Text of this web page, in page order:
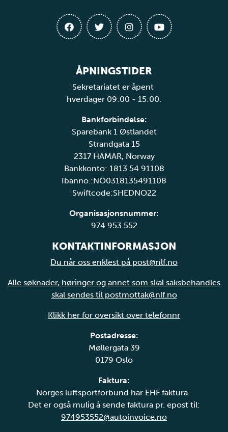
ÅPNINGSTIDER
Sekretariatet er åpent
hverdager 09:00 - 15:00.
Bankforbindelse:
Sparebank 1 Østlandet
Strandgata 15
2317 HAMAR, Norway
Bankkonto: 1813 54 91108
Ibanno.:NO0318135491108
Swiftcode:SHEDNO22
Organisasjonsnummer:
974 953 552
KONTAKTINFORMASJON
Du når oss enklest på post@nlf.no
Alle søknader, høringer og annet som skal saksbehandles
skal sendes til postmottak@nlf.no
Klikk her for oversikt over telefonnr
Postadresse:
Møllergata 39
0179 Oslo
Faktura:
Norges luftsportforbund har EHF faktura.
Det er også mulig å sende faktura pr. epost til:
974953552@autoinvoice.no